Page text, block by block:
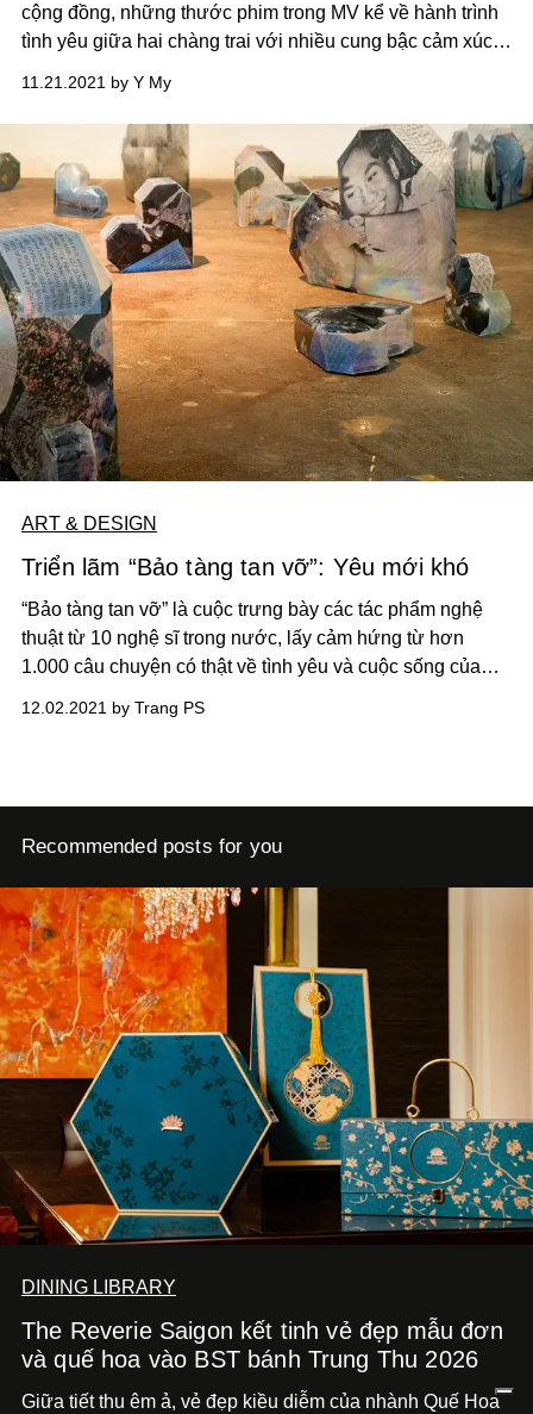
cộng đồng, những thước phim trong MV kể về hành trình
tình yêu giữa hai chàng trai với nhiều cung bậc cảm xúc.
rapper Kimmese và ca sĩ - DJ Mike Phạm trong một dự án
cộng đồng giúp mang tiếng nói cho những người có HIV.
11.21.2021 by Y My
ART & DESIGN
Triển lãm “Bảo tàng tan vỡ”: Yêu mới khó
“Bảo tàng tan vỡ” là cuộc trưng bày các tác phẩm nghệ
thuật từ 10 nghệ sĩ trong nước, lấy cảm hứng từ hơn
1.000 câu chuyện có thật về tình yêu và cuộc sống của
12.02.2021 by Trang PS
Recommended posts for you
DINING LIBRARY
The Reverie Saigon kết tinh vẻ đẹp mẫu đơn
và quế hoa vào BST bánh Trung Thu 2026
Giữa tiết thu êm ả, vẻ đẹp kiều diễm của nhành Quế Hoa